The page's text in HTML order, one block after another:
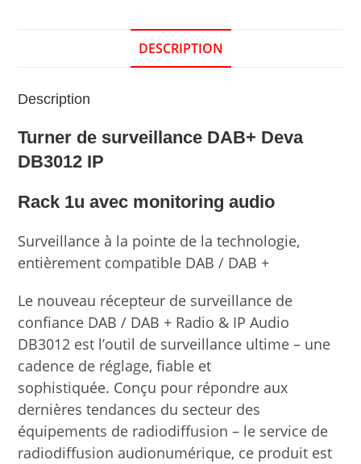
DESCRIPTION
Description
Turner de surveillance DAB+ Deva
DB3012 IP
Rack 1u avec monitoring audio
Surveillance à la pointe de la technologie,
entièrement compatible DAB / DAB +
Le nouveau récepteur de surveillance de
confiance DAB / DAB + Radio & IP Audio
DB3012 est l’outil de surveillance ultime – une
cadence de réglage, fiable et
sophistiquée. Conçu pour répondre aux
dernières tendances du secteur des
équipements de radiodiffusion – le service de
radiodiffusion audionumérique, ce produit est